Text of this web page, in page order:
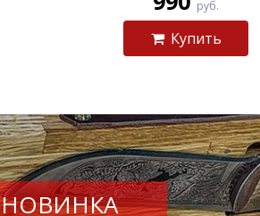
руб.
Купить
НОВИНКА